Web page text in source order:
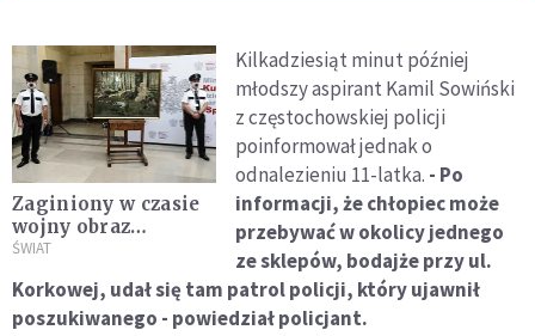
Zaginiony w czasie
wojny obraz
Edelfelta
strychu. Trafił do
Muzeum
ŚWIAT
Kilkadziesiąt minut później
młodszy aspirant Kamil Sowiński
z częstochowskiej policji
poinformował jednak o
odnalezieniu 11-latka. - Po
informacji, że chłopiec może
przebywać w okolicy jednego
ze sklepów, bodajże przy ul.
Korkowej, udał się tam patrol policji, który ujawnił
poszukiwanego - powiedział policjant.